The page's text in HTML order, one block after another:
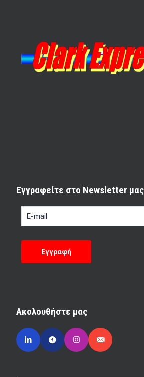
Εγγραφείτε στο Newsletter μας
Ακολουθήστε μας